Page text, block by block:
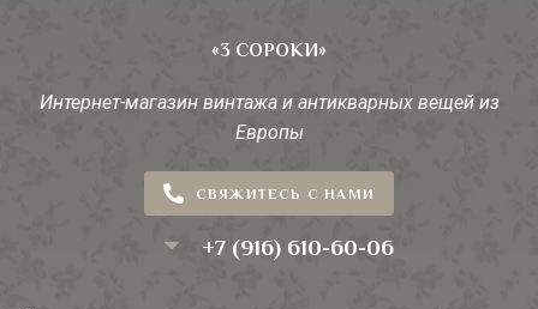
«3 СОРОКИ»
Интернет-магазин винтажа и антикварных вещей из
Европы
СВЯЖИТЕСЬ С НАМИ
+7 (916) 610-60-06